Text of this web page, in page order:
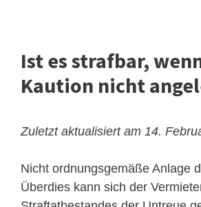
Ist es strafbar,
Kaution nicht
Zuletzt aktualisiert am 14.
Nicht ordnungsgemäße Anlage
Überdies kann sich der